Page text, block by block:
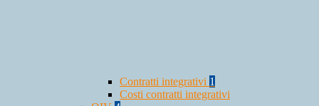
Contratti integrativi 1
Costi contratti integrativi